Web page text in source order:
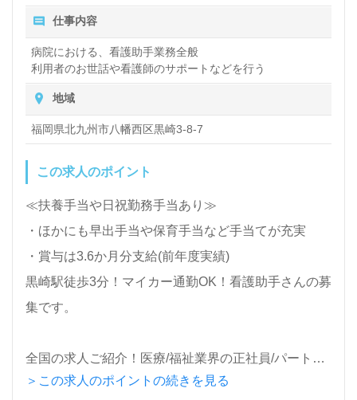
仕事内容
病院における、看護助手業務全般
利用者のお世話や看護師のサポートなどを行う
地域
福岡県北九州市八幡西区黒崎3-8-7
この求人のポイント
≪扶養手当や日祝勤務手当あり≫
・ほかにも早出手当や保育手当など手当てが充実
・賞与は3.6か月分支給(前年度実績)
黒崎駅徒歩3分！マイカー通勤OK！看護助手さんの募
集です。
全国の求人ご紹介！医療/福祉業界の正社員/パート求
人探しは【ウィルオブ介護】＊求人情報収集、将来的
＞この求人のポイントの続きを見る